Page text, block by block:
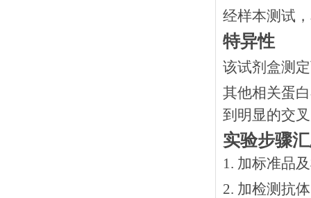
经样本测试
特异性
该试剂盒测
其他相关蛋
到明显的交
实验步骤
1. 加标准品
2. 加检测抗